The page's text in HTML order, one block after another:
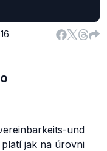
und
jak na úrovni